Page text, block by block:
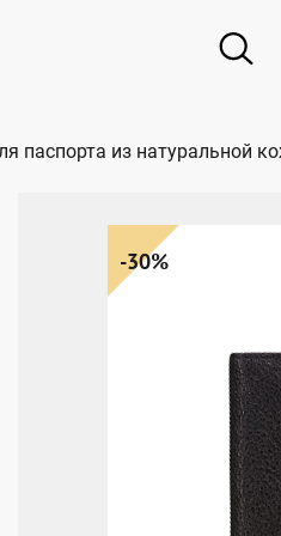
паспорта из натуральной
-30%